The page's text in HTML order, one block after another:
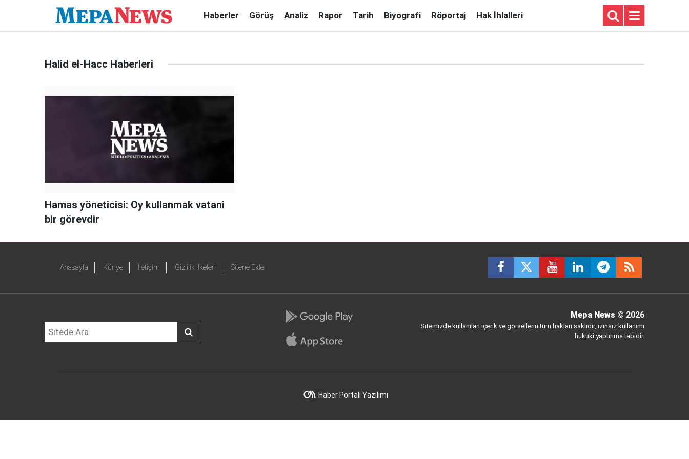
Haberler Görüş Analiz Rapor Tarih Biyografi Röportaj Hak İhlalleri
Halid el-Hacc Haberleri
Hamas yöneticisi: Oy kullanmak vatani
bir görevdir
Anasayfa Künye İletişim Gizlilik İlkeleri Sitene Ekle
Mepa News © 2026
Sitemizde kullanılan içerik ve görsellerin tüm hakları saklıdır, izinsiz kullanımı
hukuki yaptırıma tabidir.
Haber Portalı Yazılımı